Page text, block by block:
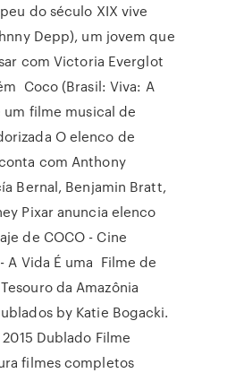
do século XIX vive
Depp), um jovem que
com Victoria Everglot
Coco (Brasil: Viva: A
um filme musical de
O elenco de
com Anthony
Bernal, Benjamin Bratt,
Pixar anuncia elenco
de COCO - Cine
- A Vida É uma Filme de
da Amazônia
by Katie Bogacki.
Dublado Filme
filmes completos